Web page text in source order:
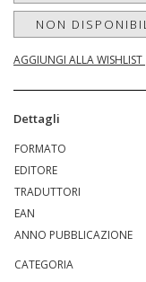
NON
AGGIUNGI ALLA WISHLIST
Dettagli
FORMATO
EDITORE
TRADUTTORI
EAN
ANNO PUBBLICAZIONE
CATEGORIA